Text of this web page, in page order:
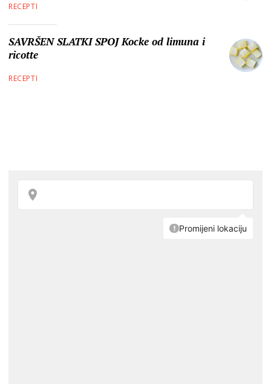
RECEPTI
SAVRŠEN SLATKI SPOJ Kocke od limuna i
ricotte
RECEPTI